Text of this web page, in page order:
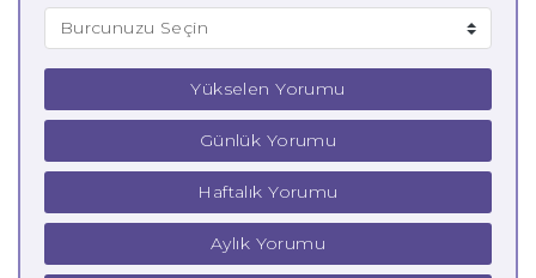
Yükselen Yorumu
Günlük Yorumu
Haftalık Yorumu
Aylık Yorumu